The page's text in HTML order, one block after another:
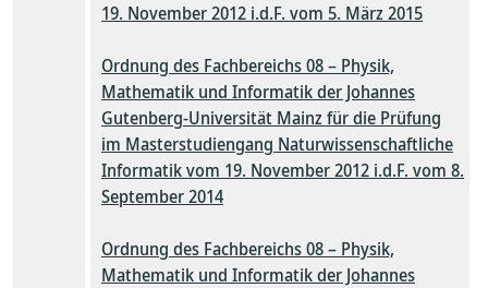
19. November 2012 i.d.F. vom 5. März 2015
Ordnung des Fachbereichs 08 – Physik,
Mathematik und Informatik der Johannes
Gutenberg-Universität Mainz für die Prüfung
im Masterstudiengang Naturwissenschaftliche
Informatik vom 19. November 2012 i.d.F. vom 8.
September 2014
Ordnung des Fachbereichs 08 – Physik,
Mathematik und Informatik der Johannes